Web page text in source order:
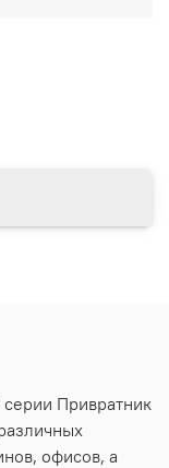
серии Привратник
офисов, а